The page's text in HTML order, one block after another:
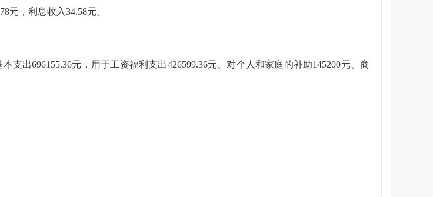
元，利息收入34.58元。
支出696155.36元，用于工资福利支出426599.36元、对个人和家庭的补助145200元、商